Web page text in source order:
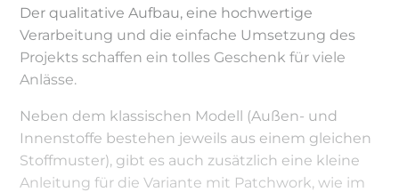
Der qualitative Aufbau, eine hochwertige
Verarbeitung und die einfache Umsetzung des
Projekts schaffen ein tolles Geschenk für viele
Anlässe.
Neben dem klassischen Modell (Außen- und
Innenstoffe bestehen jeweils aus einem gleichen
Stoffmuster), gibt es auch zusätzlich eine kleine
Anleitung für die Variante mit Patchwork, wie im